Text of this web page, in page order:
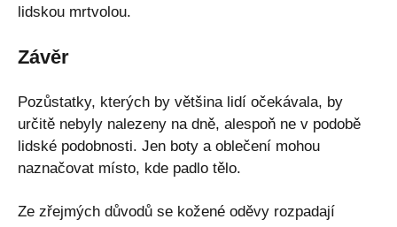
lidskou mrtvolou.
Závěr
Pozůstatky, kterých by většina lidí očekávala, by
určitě nebyly nalezeny na dně, alespoň ne v podobě
lidské podobnosti. Jen boty a oblečení mohou
naznačovat místo, kde padlo tělo.
Ze zřejmých důvodů se kožené oděvy rozpadají